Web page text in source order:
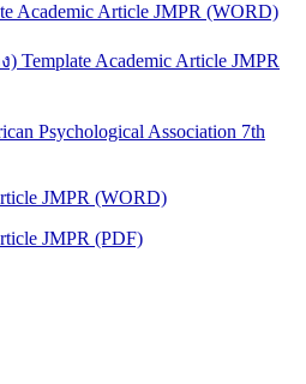
Academic Article JMPR (WORD)
Academic Article JMPR
Psychological Association 7th
JMPR (WORD)
JMPR (PDF)